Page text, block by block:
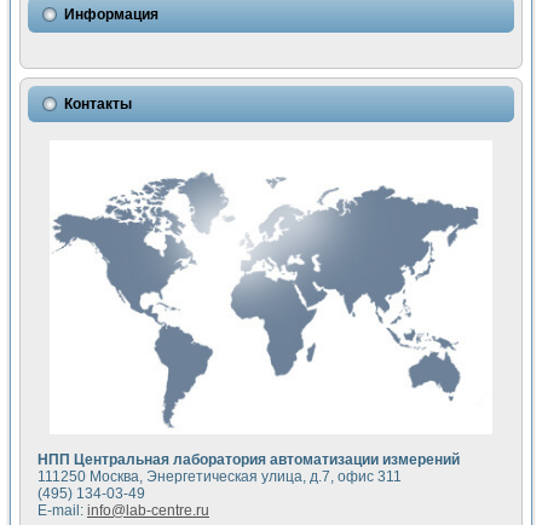
Исследовние возможности создания измерителя ВАХ
Математическое моделирование генератора сигналов -
Применение осциллографического модуля с высоким
Симуляция отклика импульсного радиолокационного
Автоматизация формирования уравнений состояния для
Разработка автоматизированного стенда для измерения
Применение среды LabVIEW для построения картины
Портативная система для определения показателей
Использование LabVIEW для управления источником
Устройство для снятия вольт-амперных характеристик
Передовые научные технологии: нано-, фемто-,
Автоматизированная установка по измерению временных
Автоматизированный лабораторный комплекс на базе
Визуализация моделирования и оптимизации тепловой
Виртуальный прибор для исследования функциональных
Исследование возможности создания экономичного
Исследование кинетики движения макрочастиц в
Метод прогнозирования свойств дисперсных продуктов
Недорогая система управления сверхпроводящим
Применение технологий NI в курсе экспериментальной
Информация
Контакты
НПП Центральная лаборатория автоматизации измерений
111250 Москва, Энергетическая улица, д.7, офис 311
(495) 134-03-49
E-mail: info@lab-centre.ru